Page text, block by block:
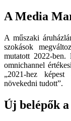
A Media
A műszaki
szokások
mutatott 2022-
omnichannel
„2021-hez
növekedni tudott”.
Új belépők